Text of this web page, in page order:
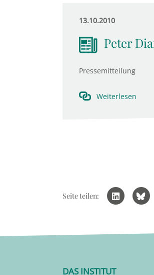
13.10.2010
Peter
Pressemitteilung
Weiterlesen
Seite teilen:
DAS INSTITUT